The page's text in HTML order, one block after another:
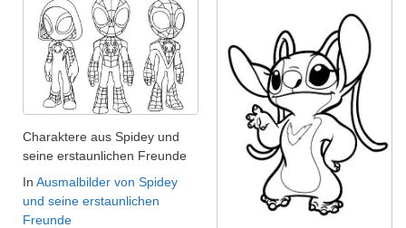
Charaktere aus Spidey und
seine erstaunlichen Freunde
In Ausmalbilder von Spidey
und seine erstaunlichen
Freunde